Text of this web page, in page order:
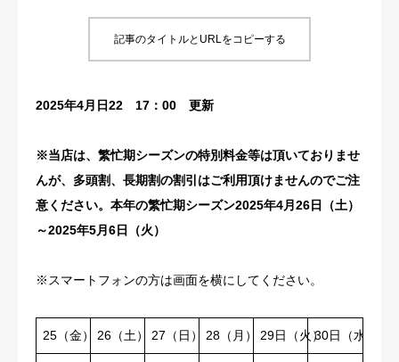
記事のタイトルとURLをコピーする
2025年4月日22 17：00 更新
※当店は、繁忙期シーズンの特別料金等は頂いておりませ
んが、多頭割、長期割の割引はご利用頂けませんのでご注
意ください。本年の繁忙期シーズン2025年4月26日（土）
～2025年5月6日（火）
※スマートフォンの方は画面を横にしてください。
25（金） 26（土） 27（日） 28（月） 29日（火）30日（水）
会社概要